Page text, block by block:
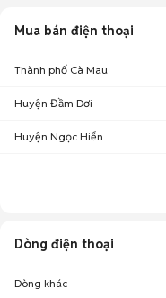
Mua bán điện thoại
Thành phố Cà Mau
Huyện Đầm Dơi
Huyện Ngọc Hiển
Dòng điện thoại
Dòng khác